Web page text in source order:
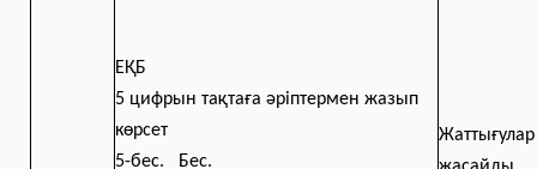
ЕҚБ
5 цифрын тақтаға әріптермен жазып
көрсет
5-бес. Бес.
Жаттығулар